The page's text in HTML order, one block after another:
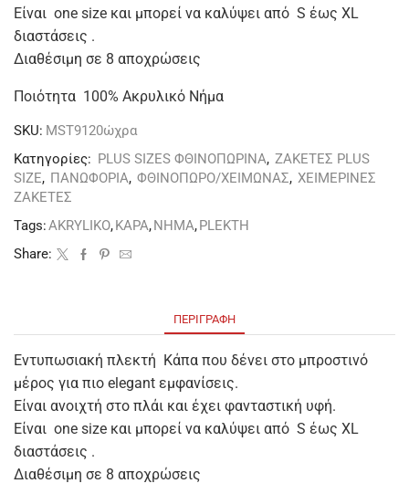
Είναι one size και μπορεί να καλύψει από S έως XL
διαστάσεις .
Διαθέσιμη σε 8 αποχρώσεις
Ποιότητα 100% Ακρυλικό Nήμα
SKU: MST9120ώχρα
Κατηγορίες: PLUS SIZES ΦΘΙΝΟΠΩΡΙΝΑ, ΖΑΚΕΤΕΣ PLUS
SIZE, ΠΑΝΩΦΟΡΙΑ, ΦΘΙΝΟΠΩΡΟ/ΧΕΙΜΩΝΑΣ, ΧΕΙΜΕΡΙΝΕΣ
ΖΑΚΕΤΕΣ
Tags:AKRYLIKO, KAPA, NHMA, PLEKTH
Share:
ΠΕΡΙΓΡΑΦΉ
Εντυπωσιακή πλεκτή Κάπα που δένει στο μπροστινό
μέρος για πιο elegant εμφανίσεις.
Είναι ανοιχτή στο πλάι και έχει φανταστική υφή.
Είναι one size και μπορεί να καλύψει από S έως XL
διαστάσεις .
Διαθέσιμη σε 8 αποχρώσεις